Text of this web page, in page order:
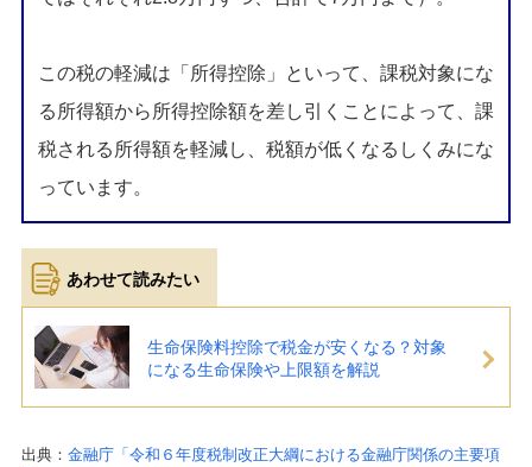
この税の軽減は「所得控除」といって、課税対象にな
る所得額から所得控除額を差し引くことによって、課
税される所得額を軽減し、税額が低くなるしくみにな
っています。
生命保険料控除で税金が安くなる？対象
になる生命保険や上限額を解説
出典： 金融庁「令和６年度税制改正大綱における金融庁関係の主要項